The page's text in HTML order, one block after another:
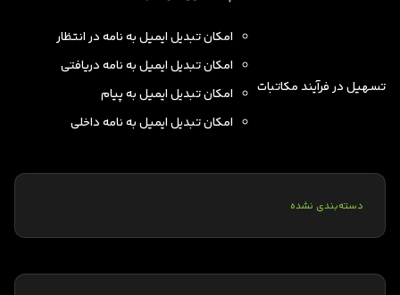
تسهیل در فرآیند مکاتبات
امکان تبدیل ایمیل به نامه در انتظار
امکان تبدیل ایمیل به نامه دریافتی
امکان تبدیل ایمیل به پیام
امکان تبدیل ایمیل به نامه داخلی
دسته‌بندی نشده